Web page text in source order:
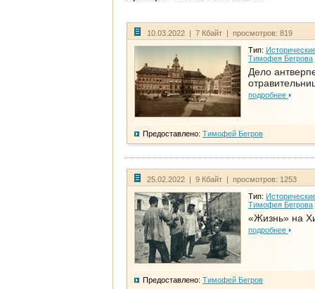
10.03.2022 | 7 Кбайт | просмотров: 819
Тип:
Тимофея Бегрова
Дело
подробнее
Предоставлено: Тимофей Бегров
25.02.2022 | 9 Кбайт | просмотров: 1253
Тип:
Тимофея Бегрова
«Жизнь» на
подробнее
Предоставлено: Тимофей Бегров